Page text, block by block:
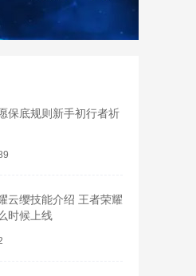
保底规则新手初行者祈
云缨技能介绍 王者荣耀
时候上线